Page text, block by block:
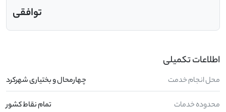
توافقی
اطلاعات تکمیلی
محل انجام خدمت چهارمحال و بختیاری شهرکرد
محدوده خدمات تمام نقاط کشور